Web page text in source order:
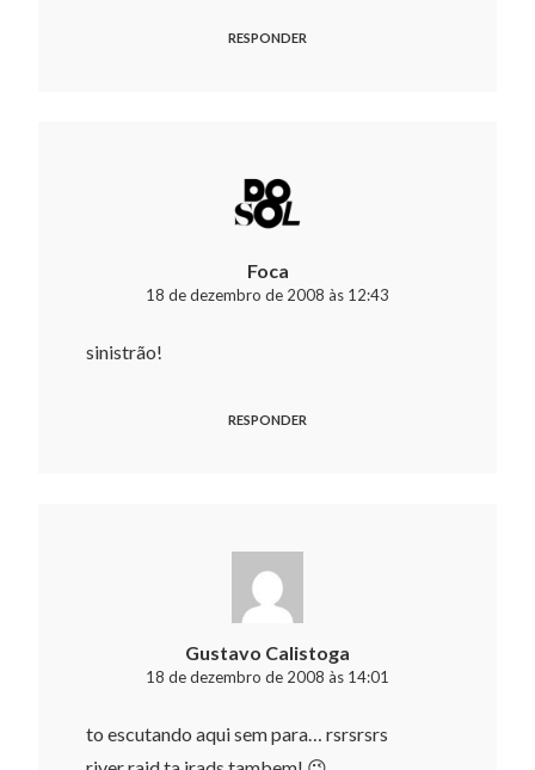
RESPONDER
Foca
18 de dezembro de 2008 às 12:43
sinistrão!
RESPONDER
Gustavo Calistoga
18 de dezembro de 2008 às 14:01
to escutando aqui sem para… rsrsrsrs